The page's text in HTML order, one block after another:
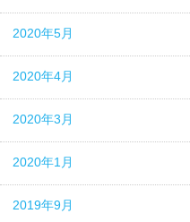
2020年5月
2020年4月
2020年3月
2020年1月
2019年9月